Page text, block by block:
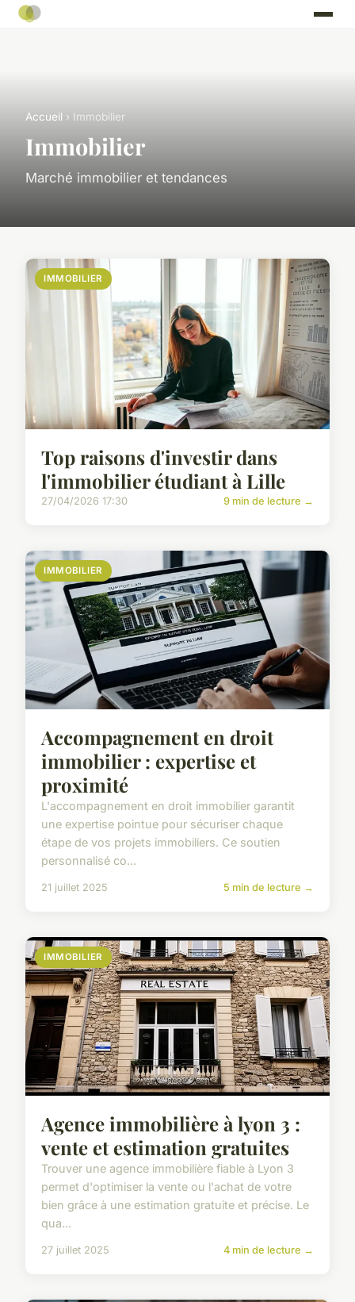
Accueil › Immobilier
Immobilier
Marché immobilier et tendances
IMMOBILIER
Top raisons d'investir dans
l'immobilier étudiant à Lille
27/04/2026 17:30 9 min de lecture →
IMMOBILIER
Accompagnement en droit
immobilier : expertise et
proximité
L'accompagnement en droit immobilier garantit
une expertise pointue pour sécuriser chaque
étape de vos projets immobiliers. Ce soutien
personnalisé co...
21 juillet 2025 5 min de lecture →
IMMOBILIER
Agence immobilière à lyon 3 :
vente et estimation gratuites
Trouver une agence immobilière fiable à Lyon 3
permet d'optimiser la vente ou l'achat de votre
bien grâce à une estimation gratuite et précise. Le
qua...
27 juillet 2025 4 min de lecture →